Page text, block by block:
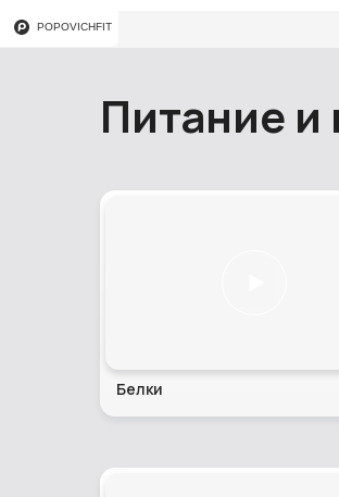
POPOVICHFIT
Питание
Белки